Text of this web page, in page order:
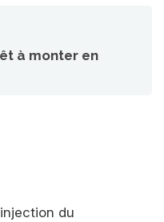
à monter en
du